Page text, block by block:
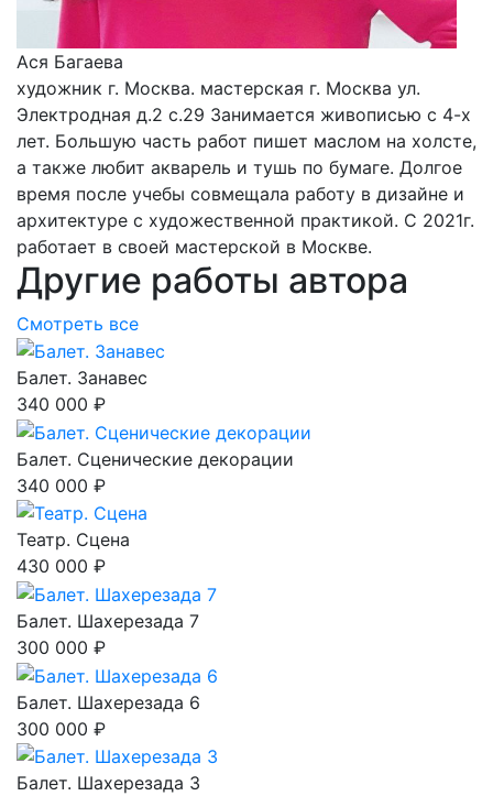
Ася Багаева
художник г. Москва. мастерская г. Москва ул.
Электродная д.2 с.29 Занимается живописью с 4-х
лет. Большую часть работ пишет маслом на холсте,
а также любит акварель и тушь по бумаге. Долгое
время после учебы совмещала работу в дизайне и
архитектуре с художественной практикой. С 2021г.
работает в своей мастерской в Москве.
Другие работы автора
Смотреть все
Балет. Занавес
340 000 ₽
Балет. Сценические декорации
340 000 ₽
Театр. Сцена
430 000 ₽
Балет. Шахерезада 7
300 000 ₽
Балет. Шахерезада 6
300 000 ₽
Балет. Шахерезада 3